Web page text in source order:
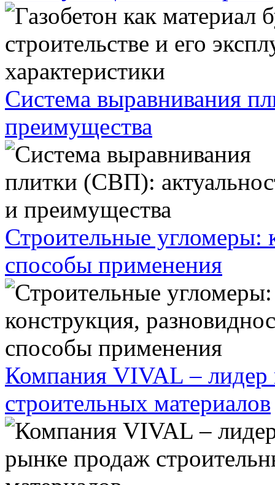
Система выравнивания
преимущества
Строительные угломеры:
способы применения
Компания VIVAL – лидер
строительных материалов